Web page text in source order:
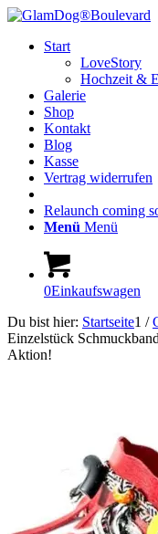
Start
LoveStory
Hochzeit &
Galerie
Shop
Kontakt
Blog
Kasse
Vertrag widerrufen
Relaunch coming
Menü Menü
0Einkaufswagen
Du bist hier: Startseite1 /
Einzelstück
Aktion!